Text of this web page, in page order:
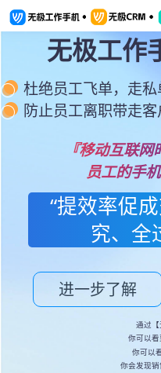
无极工作
杜绝员工飞单，走
防止员工离职带走
『移动互联
员工的手
“提效率促
究、全
进一步了解
通过【
你可以看
你可以
你会发现